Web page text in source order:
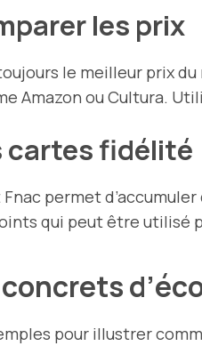
les prix
toujours le meilleur prix
Amazon ou Cultura.
cartes fidélité
permet
qui peut être utilisé
pour illustrer